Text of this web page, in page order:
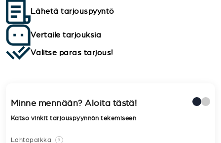
Lähetä tarjouspyyntö
Vertaile tarjouksia
Valitse paras tarjous!
Minne mennään? Aloita tästä!
Katso vinkit tarjouspyynnön tekemiseen
Lähtöpaikka ?